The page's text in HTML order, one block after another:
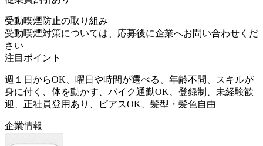
受動喫煙防止の取り組み
受動喫煙対策については、応募後に企業へお問い合わせくだ
さい
注目ポイント
週１日からOK、曜日や時間が選べる、年齢不問、スキルが
身に付く、体を動かす、バイク通勤OK、登録制、未経験歓
迎、正社員登用あり、ピアスOK、髪型・髪色自由
企業情報